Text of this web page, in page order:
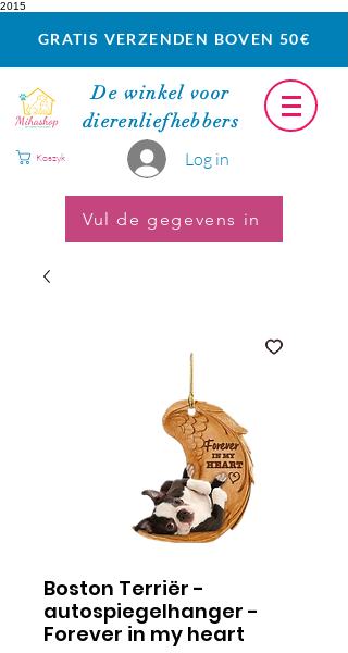
2015
GRATIS VERZENDEN BOVEN 50€
De winkel voor
dierenliefhebbers
Log in
Koszyk
Vul de gegevens in
Boston Terriër -
autospiegelhanger -
Forever in my heart